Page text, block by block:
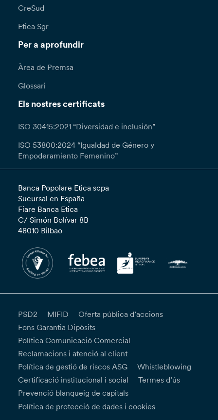
CreSud
Etica Sgr
Per a aprofundir
Àrea de Premsa
Glossari
Els nostres certificats
ISO 30415:2021 “Diversidad e inclusión”
ISO 53800:2024 “Igualdad de Género y
Empoderamiento Femenino”
Banca Popolare Etica scpa
Sucursal en España
Fiare Banca Etica
C/ Simón Bolívar 8B
48010 Bilbao
PSD2 MIFID
Oferta pública d’accions
Fons Garantia Dipòsits
Política Comunicació Comercial
Reclamacions i atenció al client
Política de gestió de riscos ASG
Whistleblowing
Certificació institucional i social
Termes d’ús
Prevenció blanqueig de capitals
Política de protecció de dades i cookies